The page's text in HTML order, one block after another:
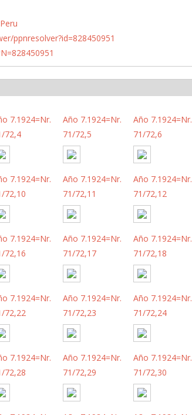
ppnresolver?id=828450951
7.1924=Nr.
72,4
Año 7.1924=Nr.
71/72,5
Año 7.1924=Nr.
71/72,6
7.1924=Nr.
72,10
Año 7.1924=Nr.
71/72,11
Año 7.1924=Nr.
71/72,12
7.1924=Nr.
72,16
Año 7.1924=Nr.
71/72,17
Año 7.1924=Nr.
71/72,18
7.1924=Nr.
72,22
Año 7.1924=Nr.
71/72,23
Año 7.1924=Nr.
71/72,24
7.1924=Nr.
72,28
Año 7.1924=Nr.
71/72,29
Año 7.1924=Nr.
71/72,30